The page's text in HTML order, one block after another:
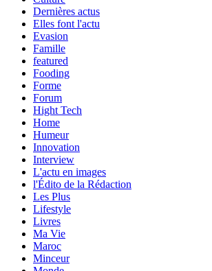
Dernières actus
Elles font l'actu
Evasion
Famille
featured
Fooding
Forme
Forum
Hight Tech
Home
Humeur
Innovation
Interview
L'actu en images
l'Édito de la Rédaction
Les Plus
Lifestyle
Livres
Ma Vie
Maroc
Minceur